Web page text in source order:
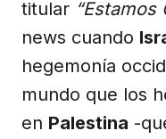
titular “Estamos
news cuando
hegemonía
mundo que los
en Palestina -